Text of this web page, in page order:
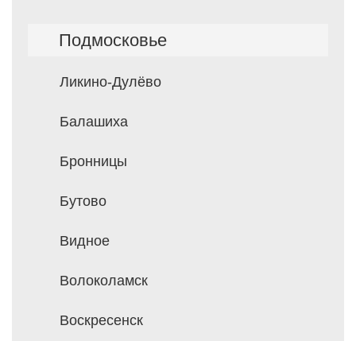
Подмосковье
Ликино-Дулёво
Балашиха
Бронницы
Бутово
Видное
Волоколамск
Воскресенск